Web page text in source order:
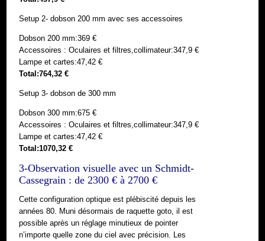
Setup 2- dobson 200 mm avec ses accessoires
Dobson 200 mm:369 €
Accessoires : Oculaires et filtres,collimateur:347,9 €
Lampe et cartes:47,42 €
Total:764,32 €
Setup 3- dobson de 300 mm
Dobson 300 mm:675 €
Accessoires : Oculaires et filtres,collimateur:347,9 €
Lampe et cartes:47,42 €
Total:1070,32 €
3-Observation visuelle avec un Schmidt-
Cassegrain : de 2300 € à 2700 €
Cette configuration optique est plébiscité depuis les
années 80. Muni désormais de raquette goto, il est
possible après un réglage minutieux de pointer
n’importe quelle zone du ciel avec précision. Les